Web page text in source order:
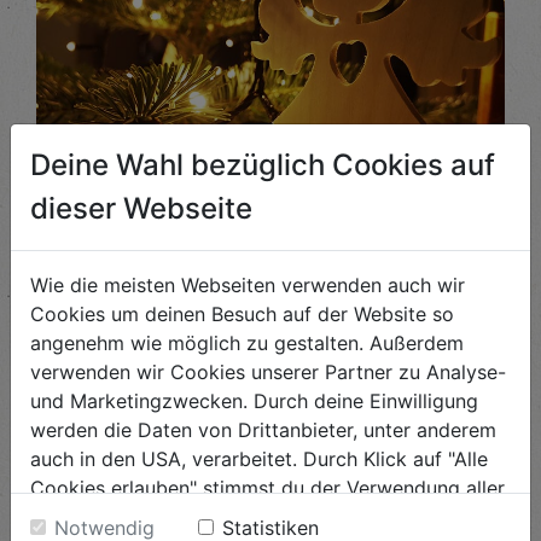
Komm im Dezember zum Lichterbrunch am Biohof ...
ANSEHEN
Deine Wahl bezüglich Cookies auf
dieser Webseite
Wie die meisten Webseiten verwenden auch wir
Cookies um deinen Besuch auf der Website so
angenehm wie möglich zu gestalten. Außerdem
verwenden wir Cookies unserer Partner zu Analyse-
und Marketingzwecken. Durch deine Einwilligung
werden die Daten von Drittanbieter, unter anderem
auch in den USA, verarbeitet. Durch Klick auf "Alle
Cookies erlauben" stimmst du der Verwendung aller
Cookies zu. Unter "Details anzeigen" findest du alle
Notwendig
Statistiken